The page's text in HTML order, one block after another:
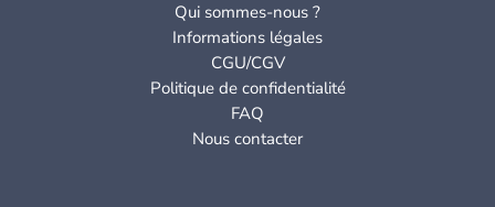
Qui sommes-nous ?
Informations légales
CGU/CGV
Politique de confidentialité
FAQ
Nous contacter